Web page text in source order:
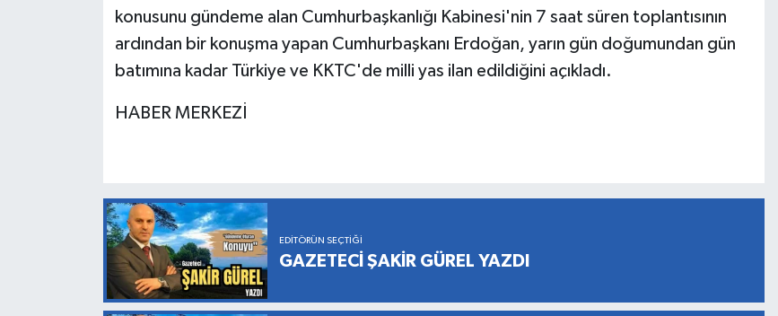
konusunu gündeme alan Cumhurbaşkanlığı Kabinesi'nin 7 saat süren toplantısının
ardından bir konuşma yapan Cumhurbaşkanı Erdoğan, yarın gün doğumundan gün
batımına kadar Türkiye ve KKTC'de milli yas ilan edildiğini açıkladı.
HABER MERKEZİ
EDITÖRÜN SEÇTIĞI
GAZETECİ ŞAKİR GÜREL YAZDI